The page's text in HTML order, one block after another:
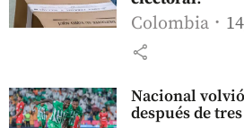
Colombia
share
Nacional
después de